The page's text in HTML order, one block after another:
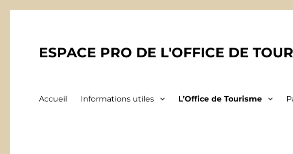
ESPACE PRO DE L'OFFICE DE
Accueil Informations utiles L’Office de Tourisme